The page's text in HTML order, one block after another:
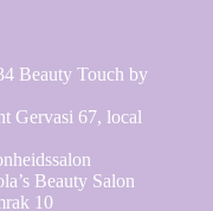
Beauty Touch by
Gervasi 67, local
Beauty Salon
10